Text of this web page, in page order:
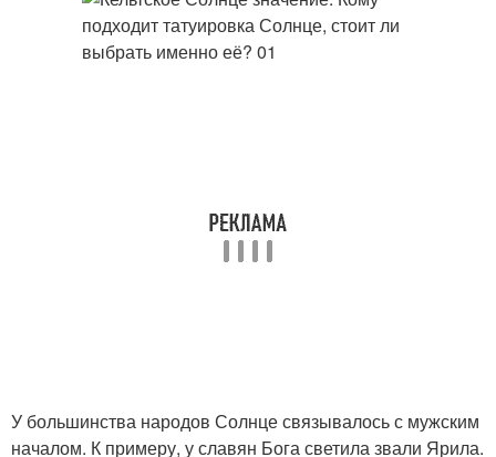
У большинства народов Солнце связывалось с мужским
началом. К примеру, у славян Бога светила звали Ярила.